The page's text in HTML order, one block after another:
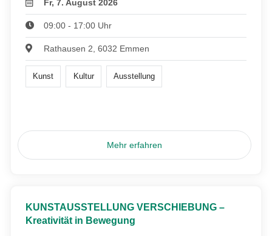
Fr, 7. August 2026
09:00 - 17:00 Uhr
Rathausen 2, 6032 Emmen
Kunst Kultur Ausstellung
Mehr erfahren
KUNSTAUSSTELLUNG VERSCHIEBUNG –
Kreativität in Bewegung